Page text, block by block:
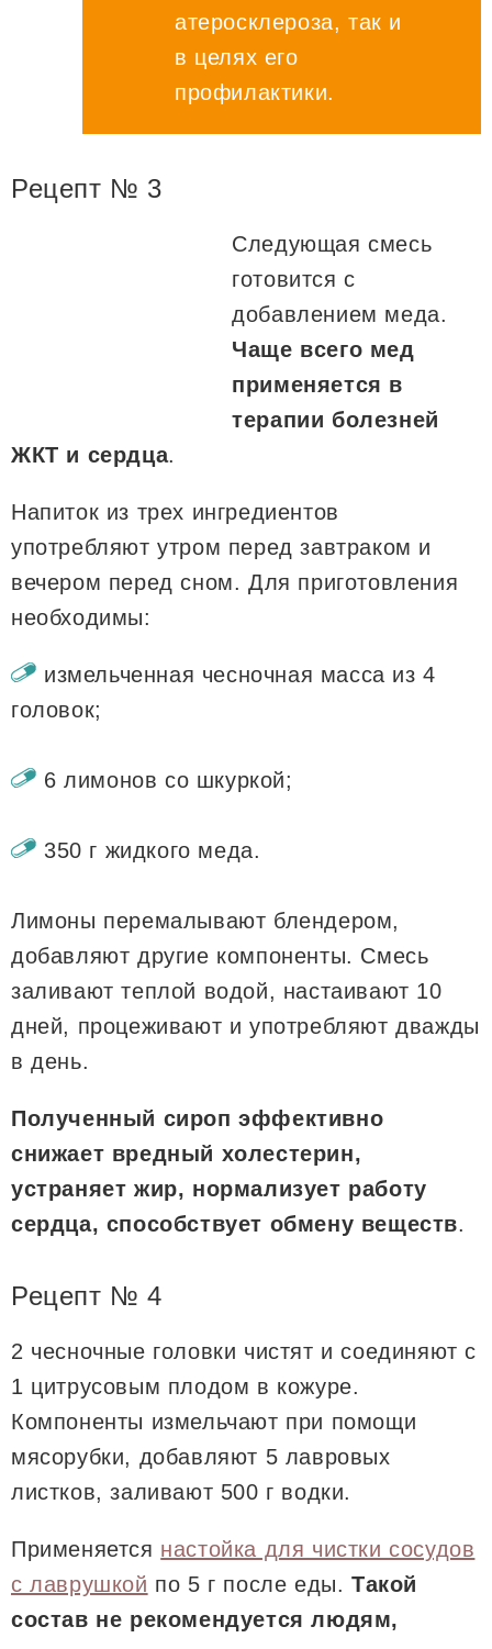
атеросклероза, так и
в целях его
профилактики.
Рецепт № 3
Следующая смесь
готовится с
добавлением меда.
Чаще всего мед
применяется в
терапии болезней
ЖКТ и сердца.
Напиток из трех ингредиентов
употребляют утром перед завтраком и
вечером перед сном. Для приготовления
необходимы:
измельченная чесночная масса из 4
головок;
6 лимонов со шкуркой;
350 г жидкого меда.
Лимоны перемалывают блендером,
добавляют другие компоненты. Смесь
заливают теплой водой, настаивают 10
дней, процеживают и употребляют дважды
в день.
Полученный сироп эффективно
снижает вредный холестерин,
устраняет жир, нормализует работу
сердца, способствует обмену веществ.
Рецепт № 4
2 чесночные головки чистят и соединяют с
1 цитрусовым плодом в кожуре.
Компоненты измельчают при помощи
мясорубки, добавляют 5 лавровых
листков, заливают 500 г водки.
Применяется настойка для чистки сосудов
с лаврушкой по 5 г после еды.Такой
состав не рекомендуется людям,